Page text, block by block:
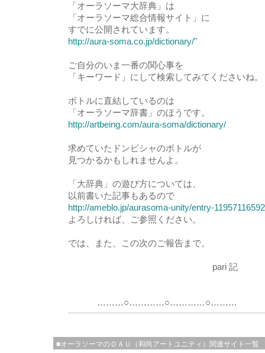
「オーラソーマ大辞典」は
「オーラソーマ総合情報サイト」に
すでに公開されています。
http://aura-soma.co.jp/dictionary/"
ご自分のいま一番の関心事を
「キーワード」にして検索してみてくださいね。
ボトルに直結しているのは
「オーラソーマ辞書」のほうです。
http://artbeing.com/aura-soma/dictionary/
求めていたドンピシャのボトルが
見つかるかもしれませんよ。
「大辞典」の遊び方については、
以前書いた記事もあるので
http://ameblo.jp/aurasoma-unity/entry-
よろしければ、ご参照ください。
では、また、この次のご報告まで。
pari 記
………○…………○…………○………
■オーラソーマのＯＡＵ（和尚アートユニティ）関連サイト一覧